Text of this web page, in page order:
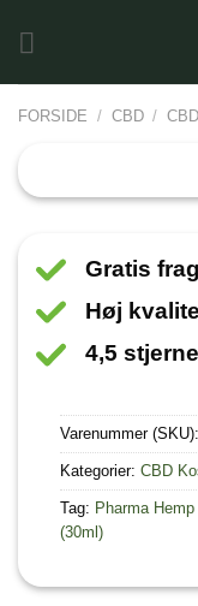
FORSIDE / CBD /
Gratis
Høj
4,5
Varenummer (SKU):
Kategorier: CBD
Tag: Pharma
(30ml)